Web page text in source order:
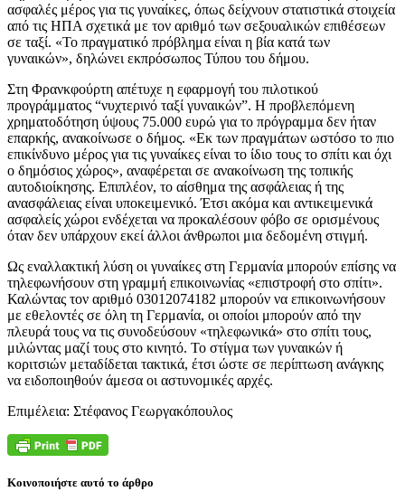
ασφαλές μέρος για τις γυναίκες, όπως δείχνουν στατιστικά στοιχεία
από τις ΗΠΑ σχετικά με τον αριθμό των σεξουαλικών επιθέσεων
σε ταξί. «Το πραγματικό πρόβλημα είναι η βία κατά των
γυναικών», δηλώνει εκπρόσωπος Τύπου του δήμου.
Στη Φρανκφούρτη απέτυχε η εφαρμογή του πιλοτικού
προγράμματος “νυχτερινό ταξί γυναικών”. Η προβλεπόμενη
χρηματοδότηση ύψους 75.000 ευρώ για το πρόγραμμα δεν ήταν
επαρκής, ανακοίνωσε ο δήμος. «Εκ των πραγμάτων ωστόσο το πιο
επικίνδυνο μέρος για τις γυναίκες είναι το ίδιο τους το σπίτι και όχι
ο δημόσιος χώρος», αναφέρεται σε ανακοίνωση της τοπικής
αυτοδιοίκησης. Επιπλέον, το αίσθημα της ασφάλειας ή της
ανασφάλειας είναι υποκειμενικό. Έτσι ακόμα και αντικειμενικά
ασφαλείς χώροι ενδέχεται να προκαλέσουν φόβο σε ορισμένους
όταν δεν υπάρχουν εκεί άλλοι άνθρωποι μια δεδομένη στιγμή.
Ως εναλλακτική λύση οι γυναίκες στη Γερμανία μπορούν επίσης να
τηλεφωνήσουν στη γραμμή επικοινωνίας «επιστροφή στο σπίτι».
Καλώντας τον αριθμό 03012074182 μπορούν να επικοινωνήσουν
με εθελοντές σε όλη τη Γερμανία, οι οποίοι μπορούν από την
πλευρά τους να τις συνοδεύσουν «τηλεφωνικά» στο σπίτι τους,
μιλώντας μαζί τους στο κινητό. Το στίγμα των γυναικών ή
κοριτσιών μεταδίδεται τακτικά, έτσι ώστε σε περίπτωση ανάγκης
να ειδοποιηθούν άμεσα οι αστυνομικές αρχές.
Επιμέλεια: Στέφανος Γεωργακόπουλος
Κοινοποιήστε αυτό το άρθρο